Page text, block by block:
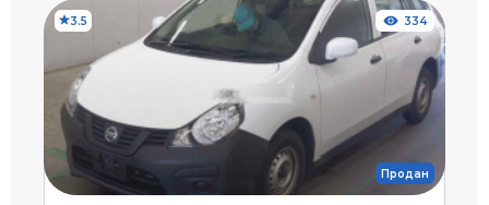
3.5
Продан
334